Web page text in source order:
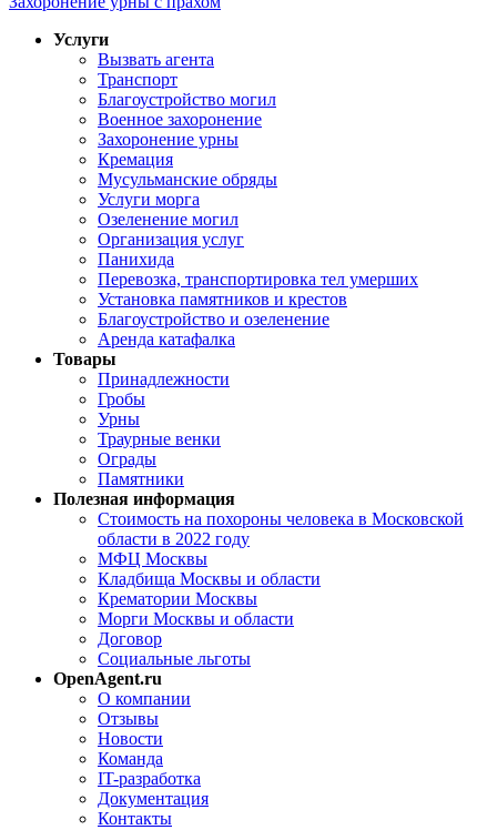
Услуги
Вызвать агента
Транспорт
Благоустройство могил
Военное захоронение
Захоронение урны
Кремация
Мусульманские обряды
Услуги морга
Озеленение могил
Организация услуг
Панихида
Перевозка, транспортировка тел умерших
Установка памятников и крестов
Благоустройство и озеленение
Аренда катафалка
Товары
Принадлежности
Гробы
Урны
Траурные венки
Ограды
Памятники
Полезная информация
Стоимость на похороны человека в Московской
области в 2022 году
МФЦ Москвы
Кладбища Москвы и области
Крематории Москвы
Морги Москвы и области
Договор
Социальные льготы
OpenAgent.ru
О компании
Отзывы
Новости
Команда
IT-разработка
Документация
Контакты